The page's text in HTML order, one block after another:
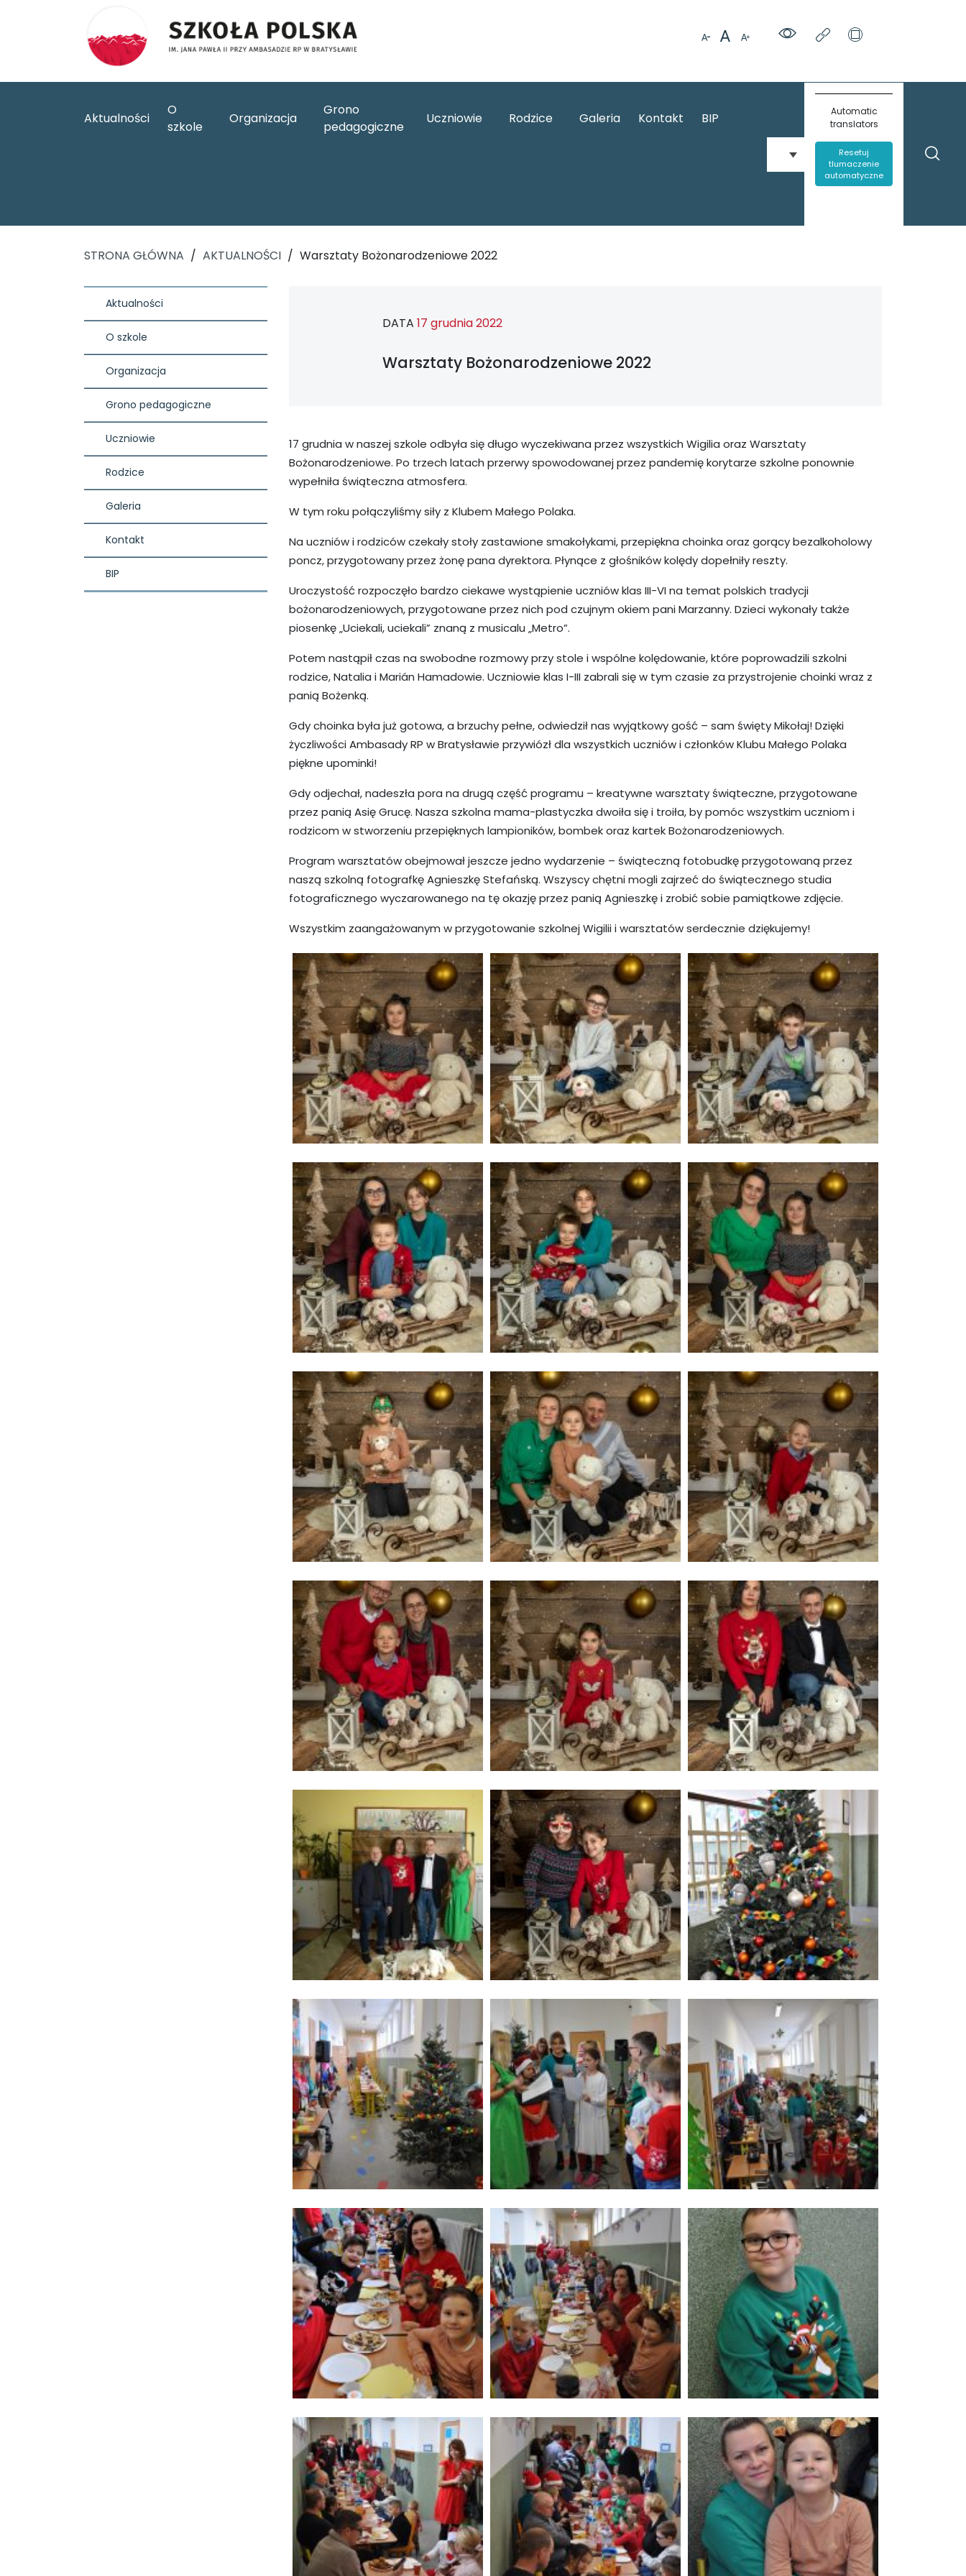
Aktualności
O
szkole
Organizacja
Grono
pedagogiczne
Uczniowie Rodzice Galeria Kontakt BIP
Automatic
translators
Resetuj
tlumaczenie
automatyczne
STRONA GŁÓWNA / AKTUALNOŚCI / Warsztaty Bożonarodzeniowe 2022
Aktualności
O szkole
Organizacja
Grono pedagogiczne
Uczniowie
Rodzice
Galeria
Kontakt
BIP
DATA 17 grudnia 2022
Warsztaty Bożonarodzeniowe 2022
17 grudnia w naszej szkole odbyła się długo wyczekiwana przez wszystkich Wigilia oraz Warsztaty
Bożonarodzeniowe. Po trzech latach przerwy spowodowanej przez pandemię korytarze szkolne ponownie
wypełniła świąteczna atmosfera.
W tym roku połączyliśmy siły z Klubem Małego Polaka.
Na uczniów i rodziców czekały stoły zastawione smakołykami, przepiękna choinka oraz gorący bezalkoholowy
poncz, przygotowany przez żonę pana dyrektora. Płynące z głośników kolędy dopełniły reszty.
Uroczystość rozpoczęło bardzo ciekawe wystąpienie uczniów klas III-VI na temat polskich tradycji
bożonarodzeniowych, przygotowane przez nich pod czujnym okiem pani Marzanny. Dzieci wykonały także
piosenkę „Uciekali, uciekali” znaną z musicalu „Metro”.
Potem nastąpił czas na swobodne rozmowy przy stole i wspólne kolędowanie, które poprowadzili szkolni
rodzice, Natalia i Marián Hamadowie. Uczniowie klas I-III zabrali się w tym czasie za przystrojenie choinki wraz z
panią Bożenką.
Gdy choinka była już gotowa, a brzuchy pełne, odwiedził nas wyjątkowy gość – sam święty Mikołaj! Dzięki
życzliwości Ambasady RP w Bratysławie przywiózł dla wszystkich uczniów i członków Klubu Małego Polaka
piękne upominki!
Gdy odjechał, nadeszła pora na drugą część programu – kreatywne warsztaty świąteczne, przygotowane
przez panią Asię Grucę. Nasza szkolna mama-plastyczka dwoiła się i troiła, by pomóc wszystkim uczniom i
rodzicom w stworzeniu przepięknych lampioników, bombek oraz kartek Bożonarodzeniowych.
Program warsztatów obejmował jeszcze jedno wydarzenie – świąteczną fotobudkę przygotowaną przez
naszą szkolną fotografkę Agnieszkę Stefańską. Wszyscy chętni mogli zajrzeć do świątecznego studia
fotograficznego wyczarowanego na tę okazję przez panią Agnieszkę i zrobić sobie pamiątkowe zdjęcie.
Wszystkim zaangażowanym w przygotowanie szkolnej Wigilii i warsztatów serdecznie dziękujemy!